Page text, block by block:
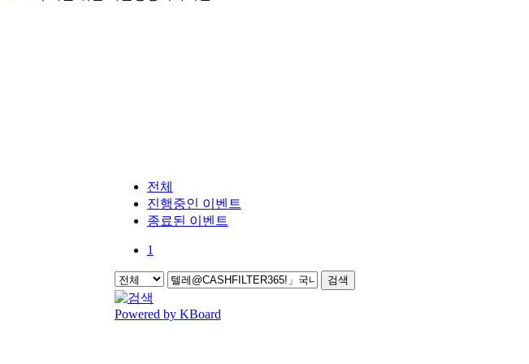
전체
진행중인 이벤트
종료된 이벤트
1
검색
Powered by KBoard